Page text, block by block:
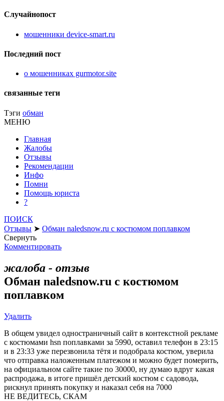
Случайнопост
мошенники device-smart.ru
Последний пост
о мошенниках gurmotor.site
связанные теги
Тэги обман
МЕНЮ
Главная
Жалобы
Отзывы
Рекомендации
Инфо
Помни
Помощь юриста
?
ПОИСК
Отзывы ➤ Обман naledsnow.ru с костюмом поплавком
Свернуть
Комментировать
жалоба - отзыв
Обман naledsnow.ru с костюмом
поплавком
Удалить
В общем увидел одностраничный сайт в контекстной рекламе
с костюмами hsn поплавками за 5990, оставил телефон в 23:15
и в 23:33 уже перезвонила тётя и подобрала костюм, уверила
что отправка наложенным платежом и можно будет померить,
на официальном сайте такие по 30000, ну думаю вдруг какая
распродажа, в итоге пришёл детский костюм с садовода,
рискнул принять покупку и наказал себя на 7000
НЕ ВЕДИТЕСЬ, СКАМ